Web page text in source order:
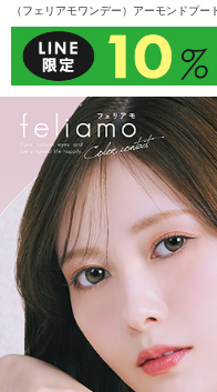
（フェリアモワンデー）アーモンドプ